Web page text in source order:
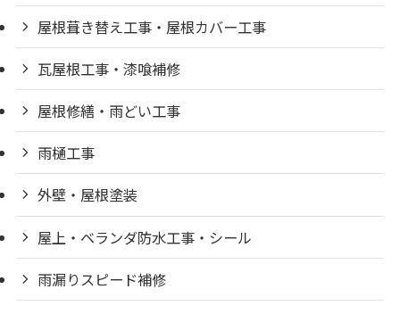
屋根葺き替え工事・屋根カバー工事
瓦屋根工事・漆喰補修
屋根修繕・雨どい工事
雨樋工事
外壁・屋根塗装
屋上・ベランダ防水工事・シール
雨漏りスピード補修